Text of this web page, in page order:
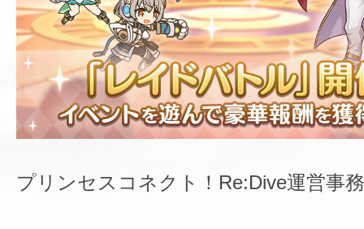
プリンセスコネクト！Re:Dive運営事